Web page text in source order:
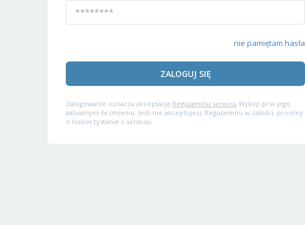
nie pamiętam hasła
ZALOGUJ SIĘ
Zalogowanie oznacza akceptację Regulaminu serwisu Wykop.pl w jego
aktualnym brzmieniu. Jeśli nie akceptujesz Regulaminu w całości, prosimy
o niekorzystanie z serwisu.